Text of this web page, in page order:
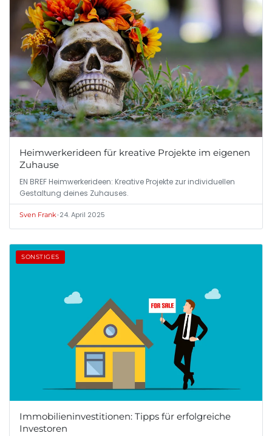
Heimwerkerideen für kreative Projekte im eigenen
Zuhause
EN BREF Heimwerkerideen: Kreative Projekte zur individuellen
Gestaltung deines Zuhauses.
Sven Frank•24. April 2025
SONSTIGES
Immobilieninvestitionen: Tipps für erfolgreiche
Investoren